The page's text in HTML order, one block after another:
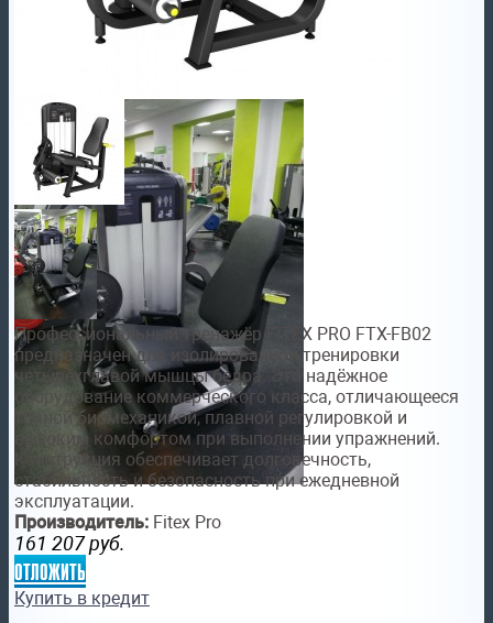
Профессиональный тренажёр FITEX PRO FTX-FB02
предназначен для изолированной тренировки
четырёхглавой мышцы бедра. Это надёжное
оборудование коммерческого класса, отличающееся
точной биомеханикой, плавной регулировкой и
высоким комфортом при выполнении упражнений.
Конструкция обеспечивает долговечность,
стабильность и безопасность при ежедневной
эксплуатации.
Производитель: Fitex Pro
161 207 руб.
отложить
Купить в кредит